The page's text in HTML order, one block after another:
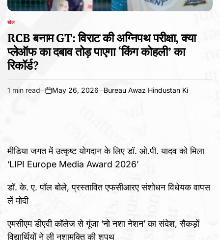
POSTED
खेल
RCB बनाम GT: विराट की अग्निपथ परीक्षा, क्या
प्लेऑफ का दबाव तोड़ पाएगा ‘किंग कोहली’ का
रिकॉर्ड?
Estimated
1 min read
on
May 26, 2026 Bureau Awaz Hindustan Ki
मीडिया जगत में उत्कृष्ट योगदान के लिए डॉ. ओ.पी. यादव को मिला
‘LIPI Europe Media Award 2026’
डॉ. के. ए. पॉल बोले, प्रस्तावित एफसीआरए संशोधन विधेयक वापस
लें मोदी
एमसीएम डीएवी कॉलेज से गूंजा ‘नो नशा नेशन’ का संदेश, सैकड़ों
विद्यार्थियों ने ली नशामुक्ति की शपथ